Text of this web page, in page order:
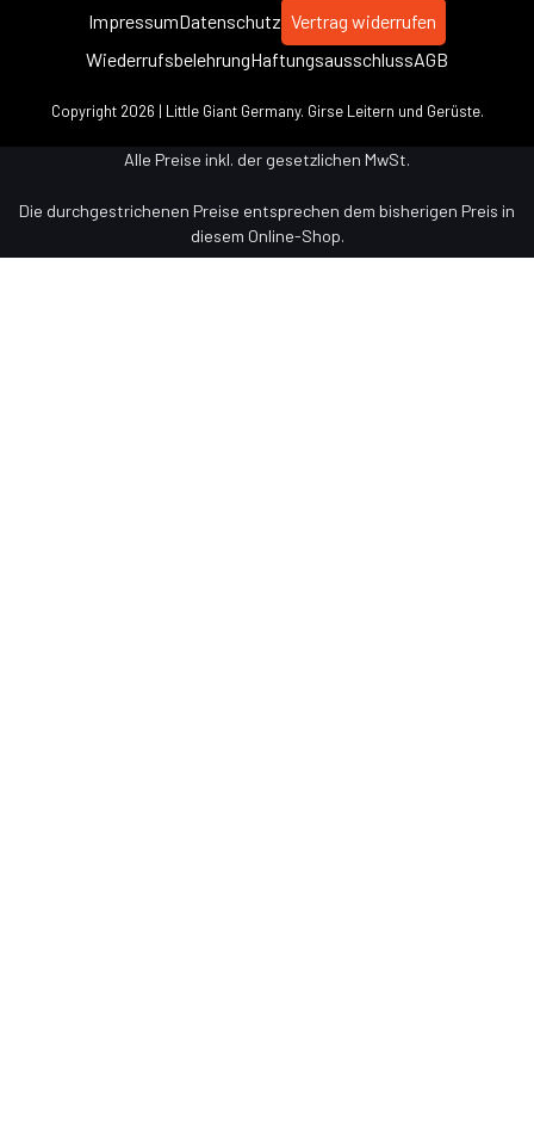
ImpressumDatenschutz Vertrag widerrufen
WiederrufsbelehrungHaftungsausschlussAGB
Copyright 2026 | Little Giant Germany. Girse Leitern und Gerüste.
Alle Preise inkl. der gesetzlichen MwSt.
Die durchgestrichenen Preise entsprechen dem bisherigen Preis in
diesem Online-Shop.